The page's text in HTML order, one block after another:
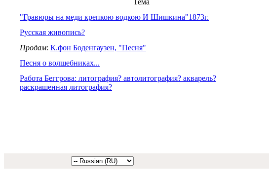
Тема
"Гравюры на меди крепкою водкою И Шишкина"1873г.
Русская живопись?
Продам: К.фон Боденгаузен, "Песня"
Песня о волшебниках...
Работа Беггрова: литография? автолитография? акварель?
раскрашенная литография?